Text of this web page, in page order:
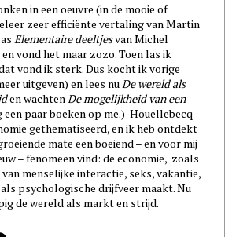
in een oeuvre (in de mooie of
zeer efficiënte vertaling van Martin
Elementaire deeltjesvan Michel
vond het maar zozo. Toen las ik
vond ik sterk. Dus kocht ik vorige
uitgeven) en lees nu De wereld als
en wachten De mogelijkheid van een
een paar boeken op me.) Houellebecq
gethematiseerd, en ik heb ontdekt
mate een boeiend – en voor mij
– fenomeen vind: de economie, zoals
van menselijke interactie, seks, vakantie,
psychologische drijfveer maakt. Nu
de wereld als markt en strijd.